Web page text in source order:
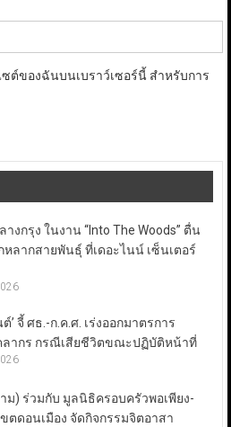
ต์ของฉันบนเบราว์เซอร์นี้ สำหรับการ
งกรุง ในงาน “Into The Woods” ตื่น
ลากสายพันธุ์ ที่เดอะไนน์ เซ็นเตอร์
’ จี้ ศธ.-ก.ค.ศ. เร่งออกมาตรการ
ลากร กรณีเสียชีวิตขณะปฏิบัติหน้าที่
ม) ร่วมกับ มูลนิธิครอบครัวพอเพียง-
ตดอนเมือง จัดกิจกรรมจิตอาสา